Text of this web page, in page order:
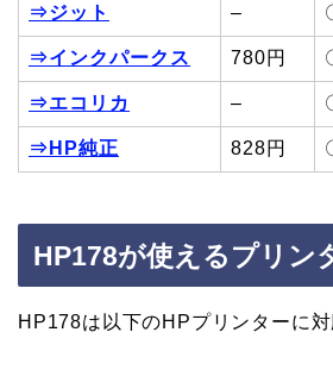
⇒ジット –
⇒インクパークス 780円
⇒エコリカ –
⇒HP純正 828円
HP178が使えるプリン
HP178は以下のHPプリンターに対